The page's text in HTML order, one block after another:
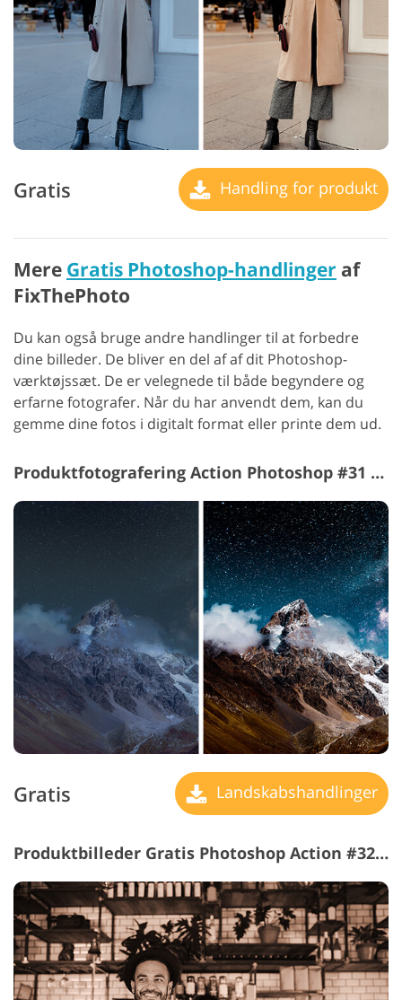
Gratis Handling for produkt
Mere Gratis Photoshop-handlinger af
FixThePhoto
Du kan også bruge andre handlinger til at forbedre
dine billeder. De bliver en del af af dit Photoshop-
værktøjssæt. De er velegnede til både begyndere og
erfarne fotografer. Når du har anvendt dem, kan du
gemme dine fotos i digitalt format eller printe dem ud.
Produktfotografering Action Photoshop #31 "Landscape"
Gratis Landskabshandlinger
Produktbilleder Gratis Photoshop Action #32 "Sepia"